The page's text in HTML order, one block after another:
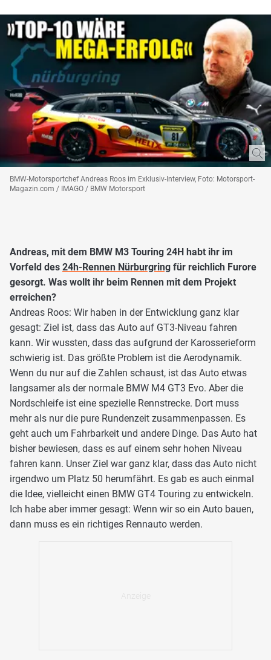
BMW-Motorsportchef Andreas Roos im Exklusiv-Interview, Foto: Motorsport-
Magazin.com / IMAGO / BMW Motorsport
Andreas, mit dem BMW M3 Touring 24H habt ihr im
Vorfeld des 24h-Rennen Nürburgring für reichlich Furore
gesorgt. Was wollt ihr beim Rennen mit dem Projekt
erreichen?
Andreas Roos: Wir haben in der Entwicklung ganz klar
gesagt: Ziel ist, dass das Auto auf GT3-Niveau fahren
kann. Wir wussten, dass das aufgrund der Karosserieform
schwierig ist. Das größte Problem ist die Aerodynamik.
Wenn du nur auf die Zahlen schaust, ist das Auto etwas
langsamer als der normale BMW M4 GT3 Evo. Aber die
Nordschleife ist eine spezielle Rennstrecke. Dort muss
mehr als nur die pure Rundenzeit zusammenpassen. Es
geht auch um Fahrbarkeit und andere Dinge. Das Auto hat
bisher bewiesen, dass es auf einem sehr hohen Niveau
fahren kann. Unser Ziel war ganz klar, dass das Auto nicht
irgendwo um Platz 50 herumfährt. Es gab es auch einmal
die Idee, vielleicht einen BMW GT4 Touring zu entwickeln.
Ich habe aber immer gesagt: Wenn wir so ein Auto bauen,
dann muss es ein richtiges Rennauto werden.